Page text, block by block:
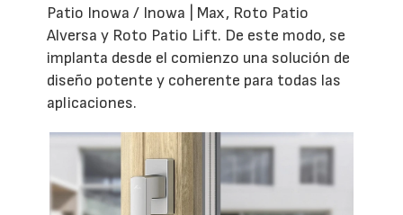
Patio Inowa / Inowa | Max, Roto Patio
Alversa y Roto Patio Lift. De este modo, se
implanta desde el comienzo una solución de
diseño potente y coherente para todas las
aplicaciones.